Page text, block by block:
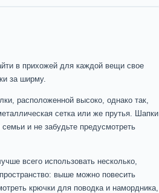
в прихожей для каждой вещи свое
за ширму.
расположенной высоко, однако так,
сетка или же прутья. Шапки
и не забудьте предусмотреть
всего использовать несколько,
выше можно повесить
крючки для поводка и намордника,